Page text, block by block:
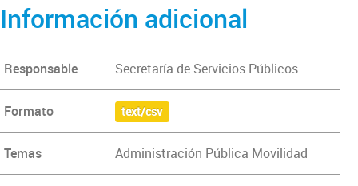
Información adicional
Responsable Secretaría de Servicios Públicos
Formato text/csv
Temas Administración Pública Movilidad